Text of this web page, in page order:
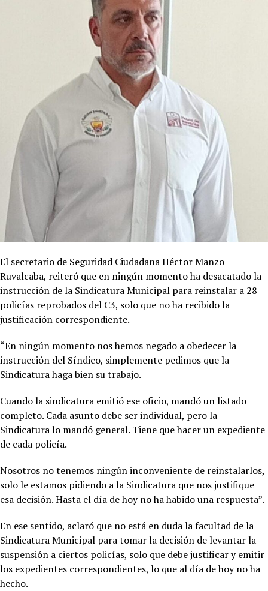
El secretario de Seguridad Ciudadana Héctor Manzo
Ruvalcaba, reiteró que en ningún momento ha desacatado la
instrucción de la Sindicatura Municipal para reinstalar a 28
policías reprobados del C3, solo que no ha recibido la
justificación correspondiente.
“En ningún momento nos hemos negado a obedecer la
instrucción del Síndico, simplemente pedimos que la
Sindicatura haga bien su trabajo.
Cuando la sindicatura emitió ese oficio, mandó un listado
completo. Cada asunto debe ser individual, pero la
Sindicatura lo mandó general. Tiene que hacer un expediente
de cada policía.
Nosotros no tenemos ningún inconveniente de reinstalarlos,
solo le estamos pidiendo a la Sindicatura que nos justifique
esa decisión. Hasta el día de hoy no ha habido una respuesta”.
En ese sentido, aclaró que no está en duda la facultad de la
Sindicatura Municipal para tomar la decisión de levantar la
suspensión a ciertos policías, solo que debe justificar y emitir
los expedientes correspondientes, lo que al día de hoy no ha
hecho.